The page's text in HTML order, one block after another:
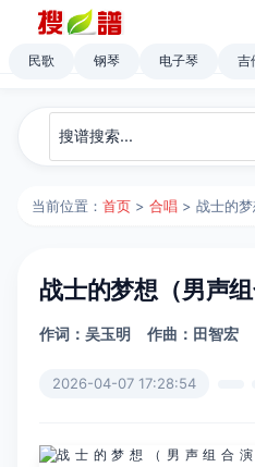
民歌 钢琴 电子琴 吉
当前位置：首页 >合唱 > 战士的
战士的梦想（男声
作词：吴玉明 作曲：田智宏
2026-04-07 17:28:54